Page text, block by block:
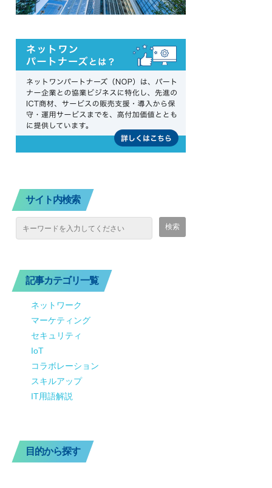
サイト内検索
記事カテゴリ一覧
ネットワーク
マーケティング
セキュリティ
IoT
コラボレーション
スキルアップ
IT用語解説
目的から探す